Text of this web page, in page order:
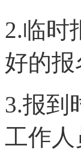
2.临时
好的
3.报到
工作